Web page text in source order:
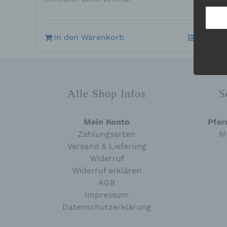
In den Warenkorb
Alle Shop Infos
Mein Konto
Zahlungsarten
Versand & Lieferung
Widerruf
Widerruf erklären
AGB
Impressum
Datenschutzerklärung
Aus
dies
Wir